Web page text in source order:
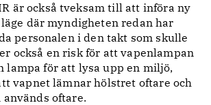
är också tveksam till att införa ny
där myndigheten redan har
personalen i den takt som skulle
också en risk för att vapenlampan
lampa för att lysa upp en miljö,
vapnet lämnar hölstret oftare och
oftare.